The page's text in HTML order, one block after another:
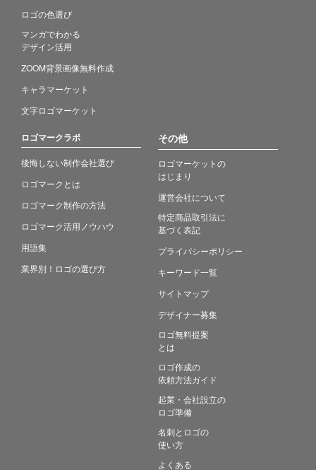
ロゴの色選び
マンガでわかる
デザイン活用
ZOOM背景画像無料作成
キャラマーケット
文字ロゴマーケット
ロゴマークラボ
後悔しない制作会社選び
ロゴマークとは
ロゴマーク制作の方法
ロゴマーク活用ノウハウ
用語集
業界別！ロゴの選び方
その他
ロゴマーケットの
はじまり
運営会社について
特定商品取引法に
基づく表記
プライバシーポリシー
キーワード一覧
サイトマップ
デザイナー募集
ロゴ無料提案
とは
ロゴ作成の
依頼方法ガイド
起業・会社設立の
ロゴ準備
名刺とロゴの
使い方
よくある